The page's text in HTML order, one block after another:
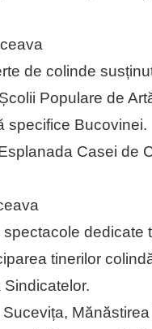
de colinde
Populare de
specifice Bucovinei.
Casei de
dedicate
tinerilor